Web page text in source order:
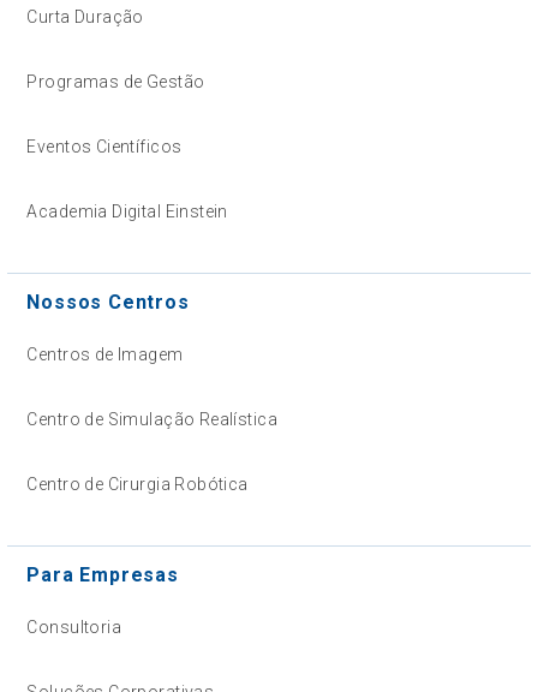
Curta Duração
Programas de Gestão
Eventos Científicos
Academia Digital Einstein
Nossos Centros
Centros de Imagem
Centro de Simulação Realística
Centro de Cirurgia Robótica
Para Empresas
Consultoria